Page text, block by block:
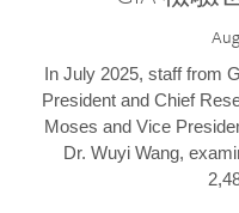
In July 2025, staff from
President and Chief
Moses and Vice
Dr. Wuyi Wang,